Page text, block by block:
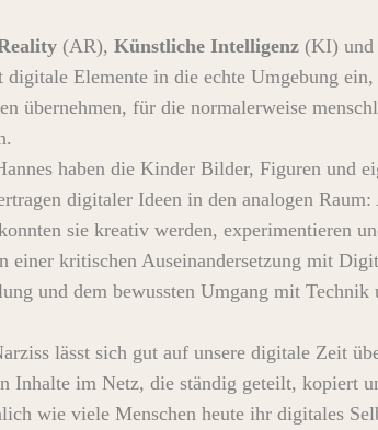
(AR), Künstliche Intelligenz (KI) und
Elemente in die echte Umgebung
übernehmen, für die normalerweise
haben die Kinder Bilder, Figuren und
digitaler Ideen in den analogen
sie kreativ werden, experimentieren
kritischen Auseinandersetzung mit
und dem bewussten Umgang mit Technik
lässt sich gut auf unsere digitale Zeit
Inhalte im Netz, die ständig geteilt, kopiert
wie viele Menschen heute ihr digitales